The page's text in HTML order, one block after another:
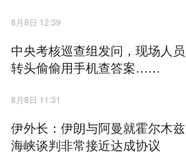
8月8日 12:39
中央考核巡查组发问，现场人员
转头偷偷用手机查答案……
8月8日 11:31
伊外长：伊朗与阿曼就霍尔木兹
海峡谈判非常接近达成协议